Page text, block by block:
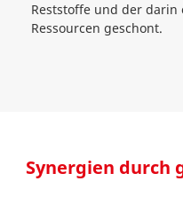
Reststoffe und der
Ressourcen geschont.
Synergien durch